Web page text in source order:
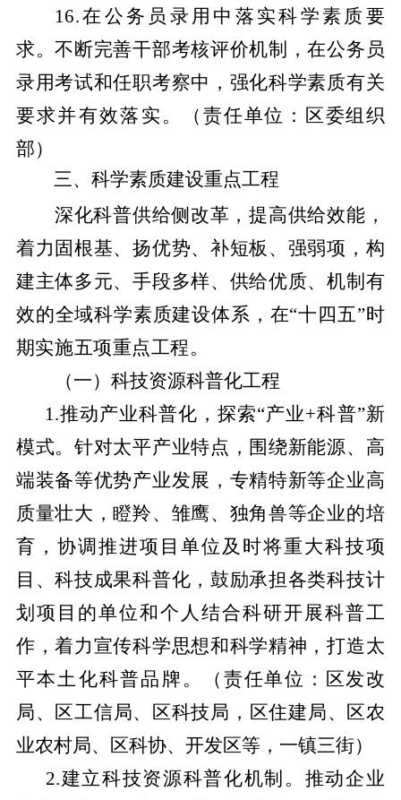
16.在公务员录用中落实科学素质要
求。不断完善干部考核评价机制，在公务员
录用考试和任职考察中，强化科学素质有关
要求并有效落实。
（责任单位：区委组织
部）
三、科学素质建设重点工程
深化科普供给侧改革，提高供给效能，
着力固根基、扬优势、补短板、强弱项，构
建主体多元、手段多样、供给优质、机制有
效的全域科学素质建设体系，在“十四五”时
期实施五项重点工程。
（一）科技资源科普化工程
1.推动产业科普化，探索“产业+科普”新
模式。针对太平产业特点，围绕新能源、高
端装备等优势产业发展，专精特新等企业高
质量壮大，瞪羚、雏鹰、独角兽等企业的培
育，协调推进项目单位及时将重大科技项
目、科技成果科普化，鼓励承担各类科技计
划项目的单位和个人结合科研开展科普工
作，着力宣传科学思想和科学精神，打造太
平本土化科普品牌。
（责任单位：区发改
局、区工信局、区科技局，区住建局、区农
业农村局、区科协、开发区等，一镇三街）
2.建立科技资源科普化机制。推动企业